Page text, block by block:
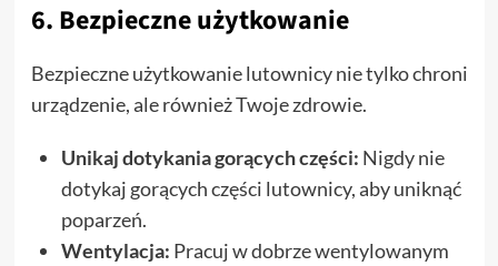
6. Bezpieczne użytkowanie
Bezpieczne użytkowanie lutownicy nie tylko chroni
urządzenie, ale również Twoje zdrowie.
Unikaj dotykania gorących części: Nigdy nie
dotykaj gorących części lutownicy, aby uniknąć
poparzeń.
Wentylacja: Pracuj w dobrze wentylowanym